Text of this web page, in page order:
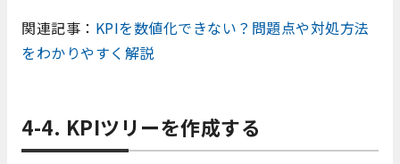
関連記事： KPIを数値化できない？問題点や対処方法
をわかりやすく解説
4-4. KPIツリーを作成する